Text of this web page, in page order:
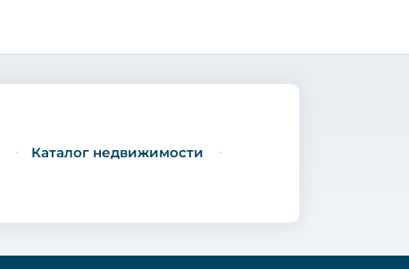
Каталог недвижимости